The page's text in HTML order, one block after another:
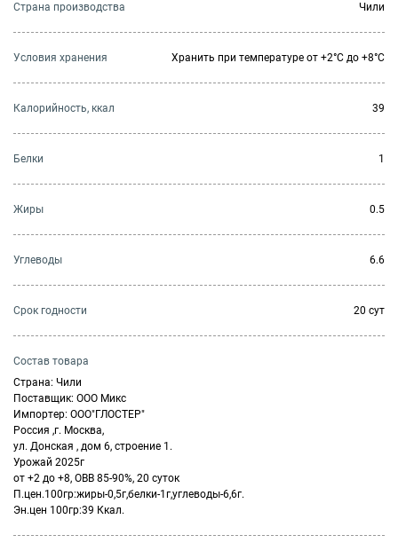
Страна производства Чили
Условия хранения Хранить при температуре от +2°С до +8°С
Калорийность, ккал 39
Белки 1
Жиры 0.5
Углеводы 6.6
Cрок годности 20 сут
Состав товара
Страна: Чили
Поставщик: ООО Микс
Импортер: ООО"ГЛОСТЕР"
Россия ,г. Москва,
ул. Донская , дом 6, строение 1.
Урожай 2025г
от +2 до +8, ОВВ 85-90%, 20 суток
П.цен.100гр:жиры-0,5г,белки-1г,углеводы-6,6г.
Эн.цен 100гр:39 Ккал.